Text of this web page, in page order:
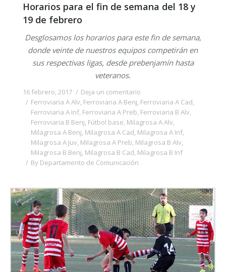
Horarios para el fin de semana del 18 y
19 de febrero
Desglosamos los horarios para este fin de semana,
donde veinte de nuestros equipos competirán en
sus respectivas ligas, desde prebenjamín hasta
veteranos.
16 febrero, 2017
Deja un comentario
Ferroviaria A Alv, Ferroviaria A Benj, Ferroviaria A Cad,
Ferroviaria A Inf, Ferroviaria A Preb, Ferroviaria B Alv,
Ferroviaria B Benj, Fútbol base, Milagrosa A Alv,
Milagrosa A Benj, Milagrosa A Cad, Milagrosa A Inf,
Milagrosa A Juv, Milagrosa A Preb, Milagrosa B Alv,
Milagrosa B Benj, Milagrosa B Cad, Milagrosa B Inf
By Departamento de Comunicación